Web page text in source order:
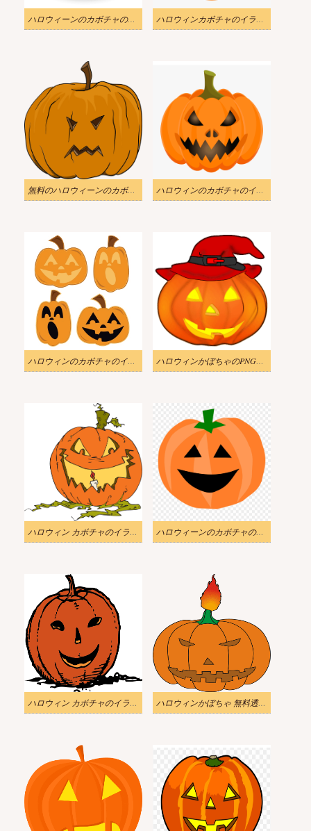
ハロウィーンのカボチャのイラスト PNG 写真 ハロウィンカボチャのイラストをダウンロード
無料のハロウィーンのカボチャのイラスト透明背景 ハロウィンのカボチャのイラスト 無料画像
ハロウィンのカボチャのイラスト無料 ハロウィンかぼちゃのPNGイラスト
ハロウィン カボチャのイラスト 無料 PNG 画像 ハロウィーンのカボチャのイラスト 無料の写真
ハロウィン カボチャのイラスト Png ダウンロード ハロウィンかぼちゃ 無料透過イラスト